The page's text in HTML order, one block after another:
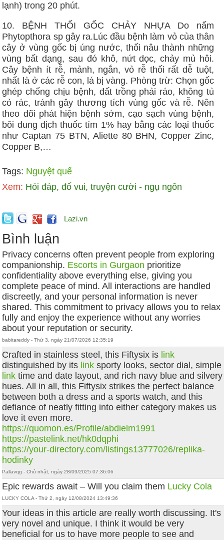
lạnh) trong 20 phút.
10. BỆNH THỐI GỐC CHẢY NHỰA Do nấm
Phytopthora sp gây ra.Lúc đầu bệnh làm vỏ của thân
cây ở vùng gốc bị úng nước, thối nâu thành những
vùng bất dạng, sau đó khô, nứt dọc, chảy mủ hôi.
Cây bệnh ít rễ, mảnh, ngắn, vỏ rễ thối rất dễ tuột,
nhất là ở các rễ con, lá bị vàng. Phòng trừ: Chọn gốc
ghép chống chịu bệnh, đất trồng phải ráo, không tủ
cỏ rác, tránh gây thương tích vùng gốc và rễ. Nên
theo dõi phát hiện bệnh sớm, cạo sạch vùng bệnh,
bôi dung dịch thuốc tím 1% hay bằng các loại thuốc
như Captan 75 BTN, Aliette 80 BHN, Copper Zinc,
Copper B,…
Tags: Nguyệt quế
Xem: Hỏi đáp, đố vui, truyện cười - ngụ ngôn
Lazi.vn
Bình luận
Privacy concerns often prevent people from exploring
companionship. Escorts in Gurgaon prioritize
confidentiality above everything else, giving you
complete peace of mind. All interactions are handled
discreetly, and your personal information is never
shared. This commitment to privacy allows you to relax
fully and enjoy the experience without any worries
about your reputation or security.
babitareddy - Thứ 3, ngày 21/07/2026 12:35:19
Crafted in stainless steel, this Fiftysix is link
distinguished by its link sporty looks, sector dial, simple
link time and date layout, and rich navy blue and silvery
hues. All in all, this Fiftysix strikes the perfect balance
between both a dress and a sports watch, and this
defiance of neatly fitting into either category makes us
love it even more.
https://quomon.es/Profile/abdielm1991
https://pastelink.net/hk0dqphi
https://your-directory.com/listings13777026/replika-
hodinky
Pallavqg - Chủ nhật, ngày 28/09/2025 07:36:06
Epic rewards await – Will you claim them Lucky Cola
LUCKY COLA - Thứ 2, ngày 12/08/2024 13:49:36
Your ideas in this article are really worth discussing. It's
very novel and unique. I think it would be very
beneficial for us to have more people to see and